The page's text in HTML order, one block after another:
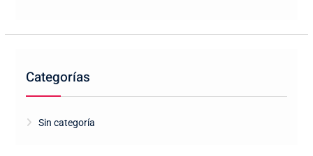
Categorías
Sin categoría